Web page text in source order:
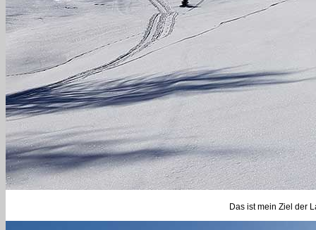
Das ist mein Ziel der